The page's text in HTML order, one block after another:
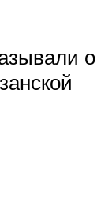
о